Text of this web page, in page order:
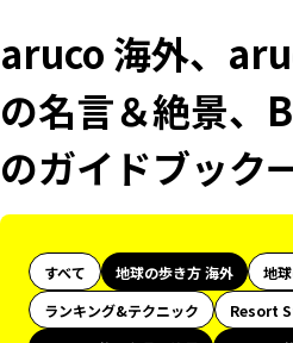
aruco 海外、
の名言＆絶景、
のガイドブック
すべて 地球の歩き方 海外 地
ランキング&テクニック
Resort